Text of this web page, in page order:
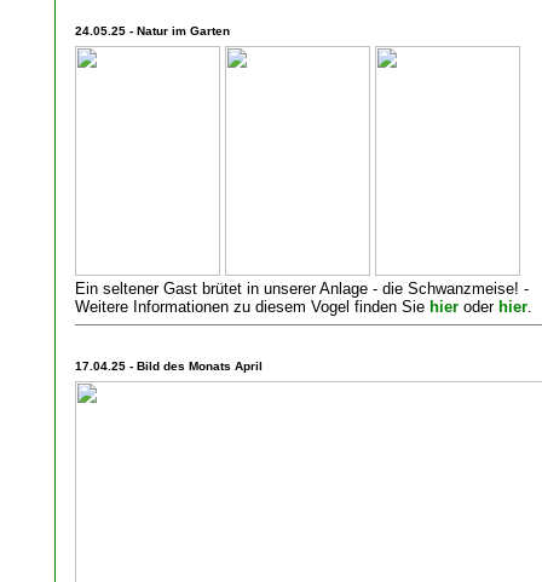
24.05.25 - Natur im Garten
Ein seltener Gast brütet in unserer Anlage - die Schwanzmeise! -
Weitere Informationen zu diesem Vogel finden Sie hier oder hier.
17.04.25 - Bild des Monats April